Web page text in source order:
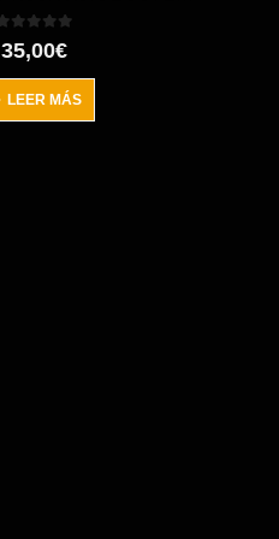
35,00€
LEER MÁS